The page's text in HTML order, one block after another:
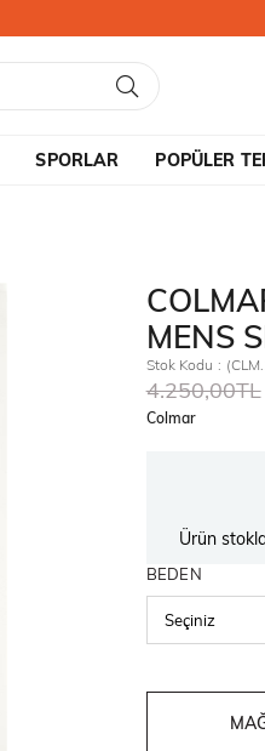
SPORLAR POPÜLER
MENS
Stok Kodu
4.250,00TL
Colmar
Ürün
BEDEN